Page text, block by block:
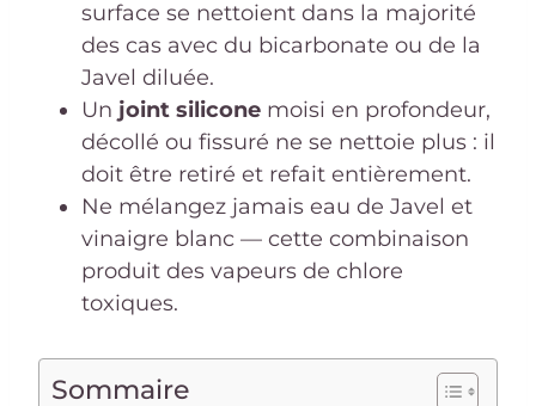
surface se nettoient dans la majorité
des cas avec du bicarbonate ou de la
Javel diluée.
Un joint silicone moisi en profondeur,
décollé ou fissuré ne se nettoie plus : il
doit être retiré et refait entièrement.
Ne mélangez jamais eau de Javel et
vinaigre blanc — cette combinaison
produit des vapeurs de chlore
toxiques.
Sommaire